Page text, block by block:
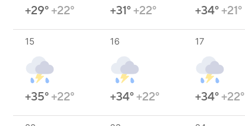
+29°+22° +31°+22° +34°+21°
15
+35°+22°
16
+34°+22°
17
+34°+22°